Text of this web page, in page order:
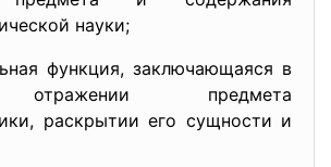
науки;
функция, заключающаяся в
предмета
раскрытии его сущности и